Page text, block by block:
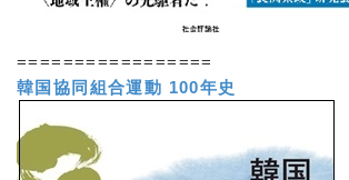
=================
韓国協同組合運動 100年史